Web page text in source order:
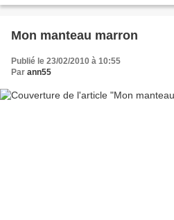
Mon manteau marron
Publié le 23/02/2010 à 10:55
Par ann55